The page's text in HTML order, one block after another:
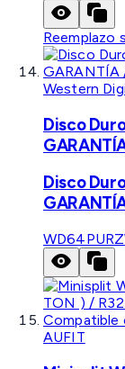
Reemplazo
Western
Disco
Disco
WD64PURZ
AUFIT